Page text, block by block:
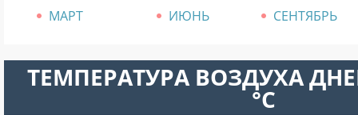
МАРТ
ИЮНЬ СЕНТЯБРЬ
ТЕМПЕРАТУРА ВОЗДУХА
°C